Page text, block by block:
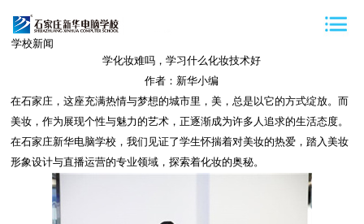
学校新闻
学化妆难吗，学习什么化妆技术好
作者：新华小编
在石家庄，这座充满热情与梦想的城市里，美，总是以它的方式绽放。而
美妆，作为展现个性与魅力的艺术，正逐渐成为许多人追求的生活态度。
在石家庄新华电脑学校，我们见证了学生怀揣着对美妆的热爱，踏入美妆
形象设计与直播运营的专业领域，探索着化妆的奥秘。